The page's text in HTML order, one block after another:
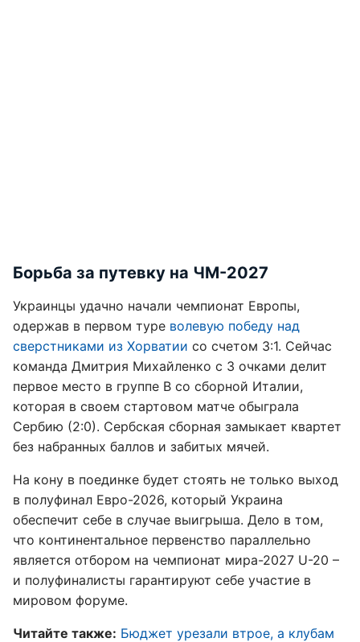
Борьба за путевку на ЧМ-2027
Украинцы удачно начали чемпионат Европы,
одержав в первом туре волевую победу над
сверстниками из Хорватии со счетом 3:1. Сейчас
команда Дмитрия Михайленко с 3 очками делит
первое место в группе B со сборной Италии,
которая в своем стартовом матче обыграла
Сербию (2:0). Сербская сборная замыкает квартет
без набранных баллов и забитых мячей.
На кону в поединке будет стоять не только выход
в полуфинал Евро-2026, который Украина
обеспечит себе в случае выигрыша. Дело в том,
что континентальное первенство параллельно
является отбором на чемпионат мира-2027 U-20 –
и полуфиналисты гарантируют себе участие в
мировом форуме.
Читайте также: Бюджет урезали втрое, а клубам